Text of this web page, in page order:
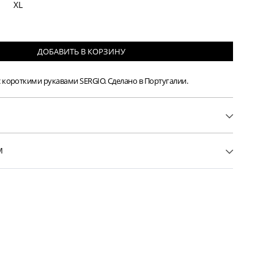
XL
ДОБАВИТЬВ КОРЗИНУ
рукавами SERGIO. Сделано в Португалии.
с короткими рукавами